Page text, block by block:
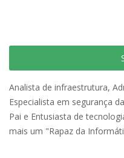
Analista de infraestrutura,
Especialista em segurança
Pai e Entusiasta de
mais um "Rapaz da